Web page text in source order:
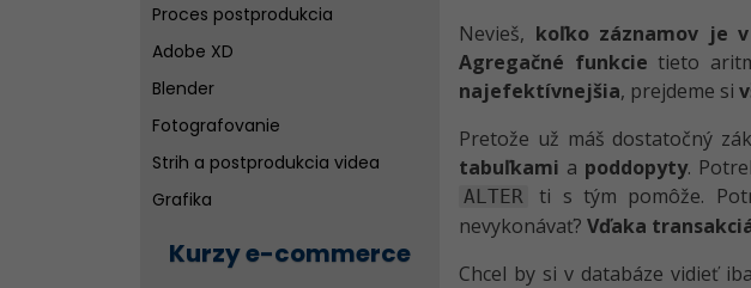
Proces postprodukcia
Adobe XD
Blender
Fotografovanie
Strih a postprodukcia videa
Grafika
Kurzy e-commerce
Nevieš, koľko záznamov je
Agregačné funkcie tieto
najefektívnejšia, prejdeme si
Pretože už máš dostatočný
tabuľkami a poddopyty.
ALTER
ti s tým pomôže.
nevykonávať? Vďaka
Chcel by si v databáze vidieť